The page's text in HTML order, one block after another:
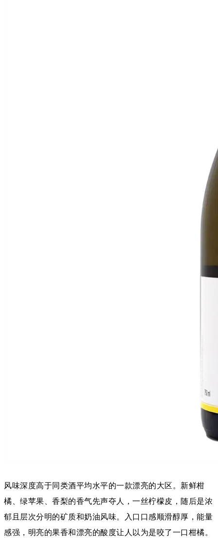
风味深度高于同类酒平均水平的一款漂亮的大区。 新鲜柑
橘、绿苹果、香梨的香气先声夺人，一丝柠檬皮，随后是浓
郁且层次分明的矿质和奶油风味。入口口感顺滑醇厚，能量
感强，明亮的果香和漂亮的酸度让人以为是咬了一口柑橘。